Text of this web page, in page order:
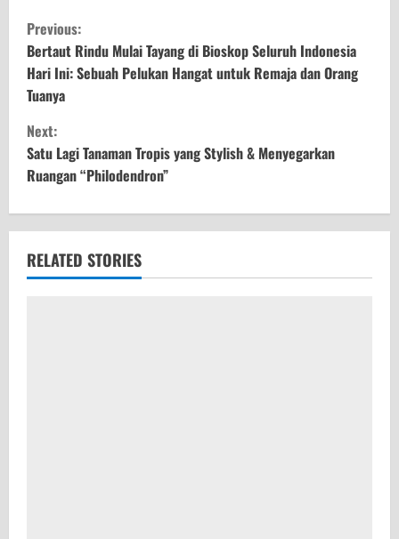
C
o
n
t
i
n
u
e
Previous:
Bertaut Rindu Mulai Tayang di Bioskop Seluruh Indonesia
Hari Ini: Sebuah Pelukan Hangat untuk Remaja dan Orang
Tuanya
Next:
Satu Lagi Tanaman Tropis yang Stylish & Menyegarkan
Ruangan “Philodendron”
RELATED STORIES